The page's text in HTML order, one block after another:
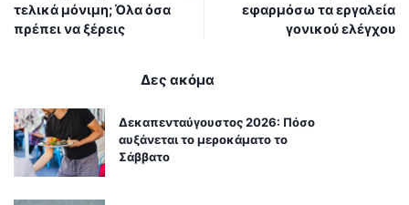
τελικά μόνιμη; Όλα όσα
πρέπει να ξέρεις
εφαρμόσω τα εργαλεία
γονικού ελέγχου
Δες ακόμα
Δεκαπενταύγουστος 2026: Πόσο
αυξάνεται το μεροκάματο το
Σάββατο